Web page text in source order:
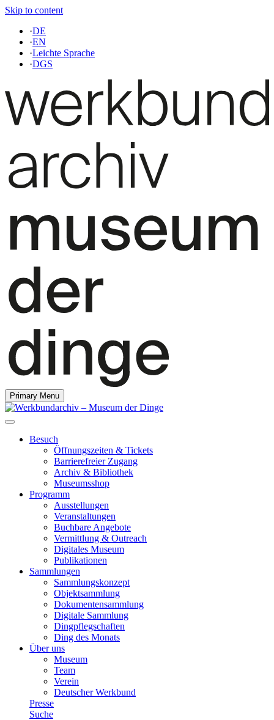
Skip to content
·DE
·EN
·Leichte Sprache
·DGS
Primary Menu
Besuch
Öffnungszeiten & Tickets
Barrierefreier Zugang
Archiv & Bibliothek
Museumsshop
Programm
Ausstellungen
Veranstaltungen
Buchbare Angebote
Vermittlung & Outreach
Digitales Museum
Publikationen
Sammlungen
Sammlungskonzept
Objektsammlung
Dokumentensammlung
Digitale Sammlung
Dingpflegschaften
Ding des Monats
Über uns
Museum
Team
Verein
Deutscher Werkbund
Presse
Suche